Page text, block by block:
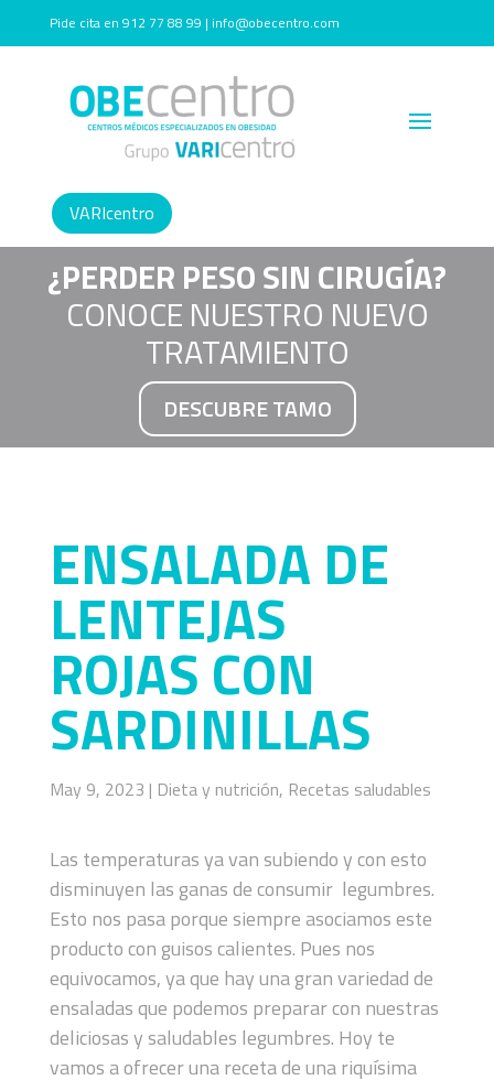
Pide cita en 912 77 88 99 | info@obecentro.com
VARIcentro
¿PERDER PESO SIN CIRUGÍA?
CONOCE NUESTRO NUEVO
TRATAMIENTO
DESCUBRE TAMO
ENSALADA DE
LENTEJAS
ROJAS CON
SARDINILLAS
May 9, 2023 | Dieta y nutrición, Recetas saludables
Las temperaturas ya van subiendo y con esto
disminuyen las ganas de consumir legumbres.
Esto nos pasa porque siempre asociamos este
producto con guisos calientes. Pues nos
equivocamos, ya que hay una gran variedad de
ensaladas que podemos preparar con nuestras
deliciosas y saludables legumbres. Hoy te
vamos a ofrecer una receta de una riquísima